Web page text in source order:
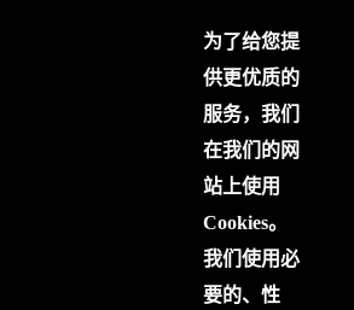
为了给您提
供更优质的
服务，我们
在我们的网
站上使用
Cookies。
我们使用必
要的、性